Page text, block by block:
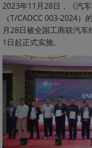
2023年11月28日，《汽
（T/CADCC 003-2024
月28日被全国工商联汽
1日起正式实施。